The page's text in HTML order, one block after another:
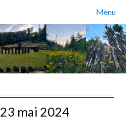
Menu
23 mai 2024